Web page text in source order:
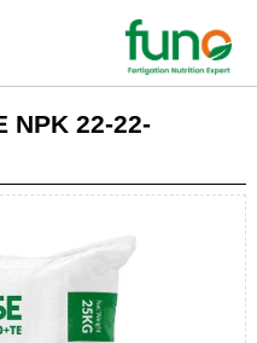
NPK 22-22-